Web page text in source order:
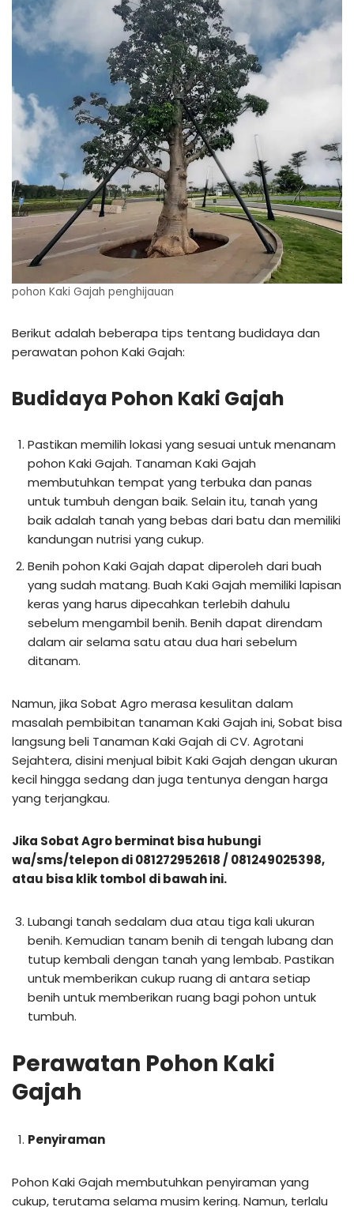
pohon Kaki Gajah penghijauan
Berikut adalah beberapa tips tentang budidaya dan
perawatan pohon Kaki Gajah:
Budidaya Pohon Kaki Gajah
Pastikan memilih lokasi yang sesuai untuk menanam
pohon Kaki Gajah. Tanaman Kaki Gajah
membutuhkan tempat yang terbuka dan panas
untuk tumbuh dengan baik. Selain itu, tanah yang
baik adalah tanah yang bebas dari batu dan memiliki
kandungan nutrisi yang cukup.
Benih pohon Kaki Gajah dapat diperoleh dari buah
yang sudah matang. Buah Kaki Gajah memiliki lapisan
keras yang harus dipecahkan terlebih dahulu
sebelum mengambil benih. Benih dapat direndam
dalam air selama satu atau dua hari sebelum
ditanam.
Namun, jika Sobat Agro merasa kesulitan dalam
masalah pembibitan tanaman Kaki Gajah ini, Sobat bisa
langsung beli Tanaman Kaki Gajah di CV. Agrotani
Sejahtera, disini menjual bibit Kaki Gajah dengan ukuran
kecil hingga sedang dan juga tentunya dengan harga
yang terjangkau.
Jika Sobat Agro berminat bisa hubungi
wa/sms/telepon di 081272952618 / 081249025398,
atau bisa klik tombol di bawah ini.
Lubangi tanah sedalam dua atau tiga kali ukuran
benih. Kemudian tanam benih di tengah lubang dan
tutup kembali dengan tanah yang lembab. Pastikan
untuk memberikan cukup ruang di antara setiap
benih untuk memberikan ruang bagi pohon untuk
tumbuh.
Perawatan Pohon Kaki
Gajah
Penyiraman
Pohon Kaki Gajah membutuhkan penyiraman yang
cukup, terutama selama musim kering. Namun, terlalu